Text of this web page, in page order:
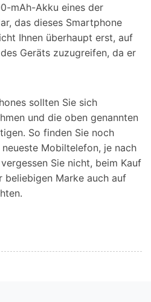
mAh-Akku eines der
das dieses Smartphone
Ihnen überhaupt erst, auf
Geräts zuzugreifen, da er
sollten Sie sich
und die oben genannten
So finden Sie noch
Mobiltelefon, je nach
Sie nicht, beim Kauf
beliebigen Marke auch auf